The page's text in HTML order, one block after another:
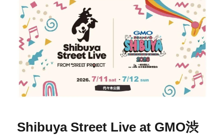
Shibuya Street Live at GMO渋